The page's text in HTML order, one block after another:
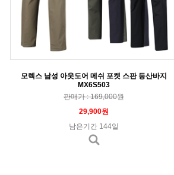
모렉스 남성 아웃도어 메쉬 포켓 스판 등산바지
MX6S503
판매가 : 169,000원
29,900원
남은기간 144일